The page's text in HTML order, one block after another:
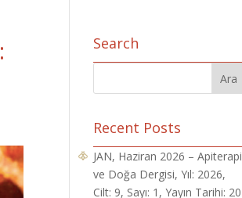
Search
Recent Posts
JAN, Haziran 2026 – Apiterapi
ve Doğa Dergisi, Yıl: 2026,
Cilt: 9, Sayı: 1, Yayın Tarihi: 20